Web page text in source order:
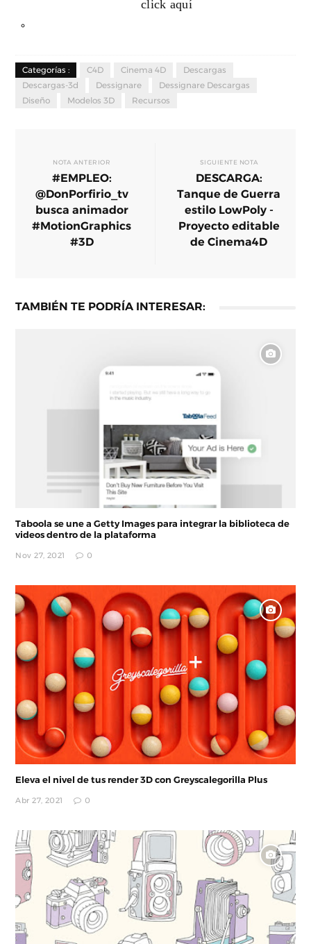
click aquí
Categorías : C4D Cinema 4D
Descargas
Descargas-3d
Dessignare
Dessignare Descargas
Diseño
Modelos 3D Recursos
NOTA ANTERIOR
#EMPLEO:
@DonPorfirio_tv
busca animador
#MotionGraphics
#3D
SIGUIENTE NOTA
DESCARGA:
Tanque de Guerra
estilo LowPoly -
Proyecto editable
de Cinema4D
TAMBIÉN TE PODRÍA INTERESAR:
Taboola se une a Getty Images para integrar la biblioteca de
videos dentro de la plataforma
Nov 27, 2021 0
Eleva el nivel de tus render 3D con Greyscalegorilla Plus
Abr 27, 2021 0